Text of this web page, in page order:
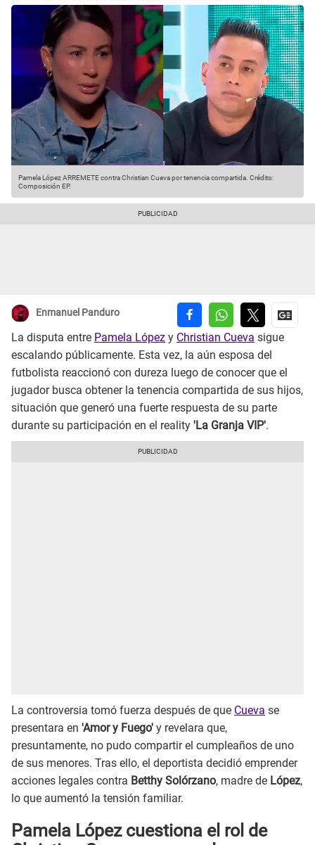
Pamela López ARREMETE contra Christian Cueva por tenencia compartida. Crédito:
Composición EP.
Enmanuel Panduro
La disputa entre Pamela López y Christian Cueva sigue
escalando públicamente. Esta vez, la aún esposa del
futbolista reaccionó con dureza luego de conocer que el
jugador busca obtener la tenencia compartida de sus hijos,
situación que generó una fuerte respuesta de su parte
durante su participación en el reality 'La Granja VIP'.
La controversia tomó fuerza después de que Cueva se
presentara en 'Amor y Fuego' y revelara que,
presuntamente, no pudo compartir el cumpleaños de uno
de sus menores. Tras ello, el deportista decidió emprender
acciones legales contra Betthy Solórzano, madre de López,
lo que aumentó la tensión familiar.
Pamela López cuestiona el rol de